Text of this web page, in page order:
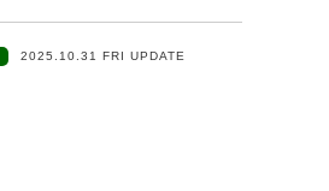
2025.10.31 FRI UPDATE